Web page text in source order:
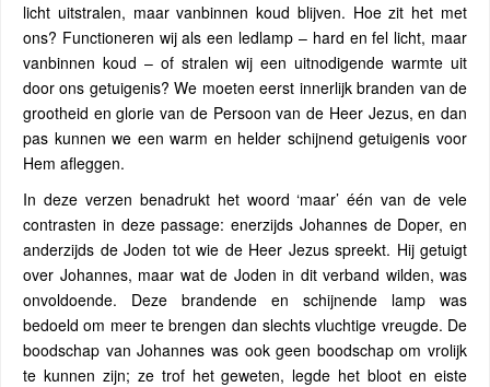
licht uitstralen, maar vanbinnen koud blijven. Hoe zit het met
ons? Functioneren wij als een ledlamp – hard en fel licht, maar
vanbinnen koud – of stralen wij een uitnodigende warmte uit
door ons getuigenis? We moeten eerst innerlijk branden van de
grootheid en glorie van de Persoon van de Heer Jezus, en dan
pas kunnen we een warm en helder schijnend getuigenis voor
Hem afleggen.
In deze verzen benadrukt het woord ‘maar’ één van de vele
contrasten in deze passage: enerzijds Johannes de Doper, en
anderzijds de Joden tot wie de Heer Jezus spreekt. Hij getuigt
over Johannes, maar wat de Joden in dit verband wilden, was
onvoldoende. Deze brandende en schijnende lamp was
bedoeld om meer te brengen dan slechts vluchtige vreugde. De
boodschap van Johannes was ook geen boodschap om vrolijk
te kunnen zijn; ze trof het geweten, legde het bloot en eiste